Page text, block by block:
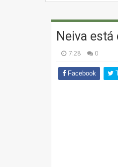
Neiva
7:28 0
Facebook